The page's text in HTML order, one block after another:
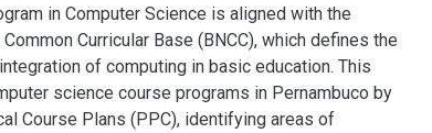
in Computer Science is aligned with the
Curricular Base (BNCC), which defines the
of computing in basic education. This
science course programs in Pernambuco by
Course Plans (PPC), identifying areas of